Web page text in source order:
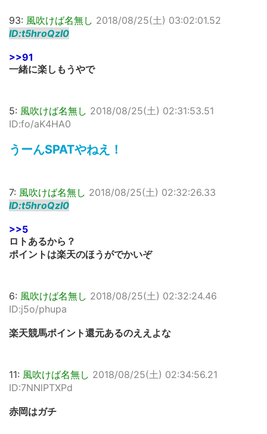
93: 風吹けば名無し 2018/08/25(土) 03:02:01.52
ID:t5hroQzI0
>>91
一緒に楽しもうやで
5: 風吹けば名無し 2018/08/25(土) 02:31:53.51
ID:fo/aK4HA0
うーんSPATやねえ！
7: 風吹けば名無し 2018/08/25(土) 02:32:26.33
ID:t5hroQzI0
>>5
ロトあるから？
ポイントは楽天のほうがでかいぞ
6: 風吹けば名無し 2018/08/25(土) 02:32:24.46
ID:j5o/phupa
楽天競馬ポイント還元あるのええよな
11: 風吹けば名無し 2018/08/25(土) 02:34:56.21
ID:7NNlPTXPd
赤岡はガチ